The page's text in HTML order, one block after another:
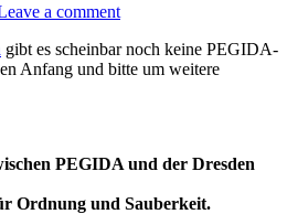
a comment
gibt es scheinbar noch keine PEGIDA-
Anfang und bitte um weitere
PEGIDA und der Dresden
Ordnung und Sauberkeit.